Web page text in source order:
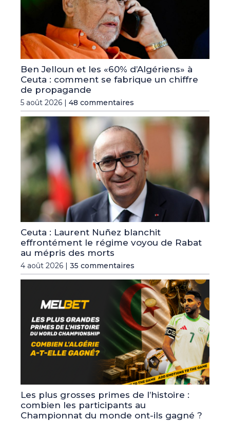
Ben Jelloun et les «60% d’Algériens» à
Ceuta : comment se fabrique un chiffre
de propagande
5 août 2026 | 48 commentaires
Ceuta : Laurent Nuñez blanchit
effrontément le régime voyou de Rabat
au mépris des morts
4 août 2026 | 35 commentaires
Les plus grosses primes de l’histoire :
combien les participants au
Championnat du monde ont-ils gagné ?